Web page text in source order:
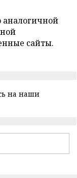
аналогичной
сайты.
на наши